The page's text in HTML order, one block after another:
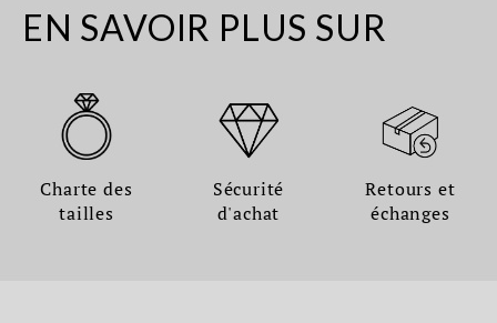
EN SAVOIR PLUS SUR
Charte des
tailles
Sécurité
d'achat
Retours et
échanges